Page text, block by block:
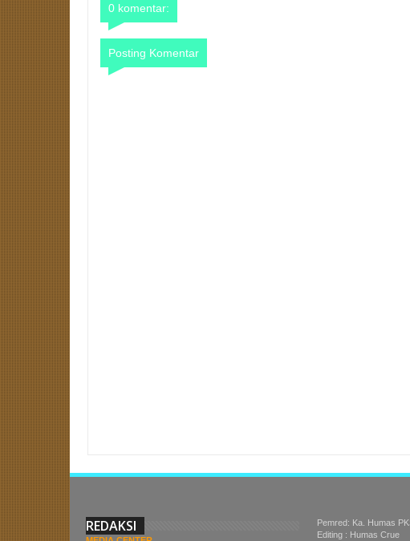
0 komentar:
Posting Komentar
REDAKSI
Pemred: Ka. Humas
Editing : Humas Crue